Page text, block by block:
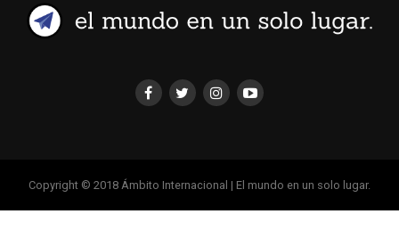
Copyright © 2018 Ámbito Internacional | El mundo en un solo lugar.